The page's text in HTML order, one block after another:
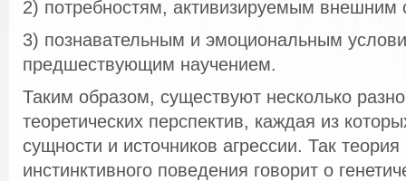
2) потребностям, активизируемым внешним
3) познавательным и эмоциональным
предшествующим научением.
Таким образом, существуют несколько
теоретических перспектив, каждая из
сущности и источников агрессии. Так теория
инстинктивного поведения говорит о